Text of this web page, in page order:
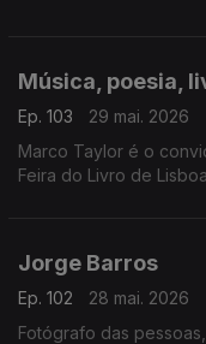
Música, poesia,
Ep. 103
29 mai. 2026
Marco Taylor é o
Feira do Livro de
Jorge Barros
Ep. 102
28 mai. 2026
Fotógrafo das